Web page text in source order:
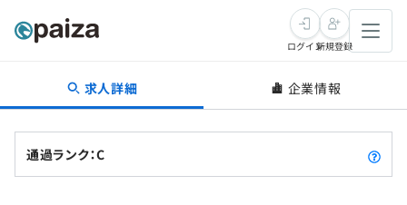
転職・キャリア
新卒就活
ログイン新規登録
求人詳細 企業情報
通過ランク：C